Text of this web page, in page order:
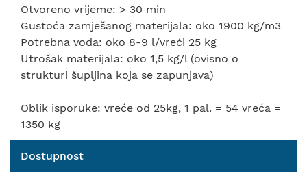
Otvoreno vrijeme: > 30 min
Gustoća zamješanog materijala: oko 1900 kg/m3
Potrebna voda: oko 8-9 l/vreći 25 kg
Utrošak materijala: oko 1,5 kg/l (ovisno o
strukturi šupljina koja se zapunjava)
Oblik isporuke: vreće od 25kg, 1 pal. = 54 vreća =
1350 kg
Dostupnost